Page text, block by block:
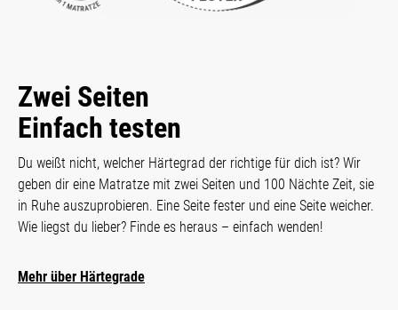
Zwei Seiten
Einfach testen
Du weißt nicht, welcher Härtegrad der richtige für dich ist? Wir
geben dir eine Matratze mit zwei Seiten und 100 Nächte Zeit, sie
in Ruhe auszuprobieren. Eine Seite fester und eine Seite weicher.
Wie liegst du lieber? Finde es heraus – einfach wenden!
Mehr über Härtegrade